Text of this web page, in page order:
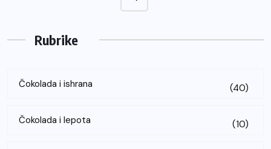
Rubrike
Čokolada i ishrana (40)
Čokolada i lepota (10)